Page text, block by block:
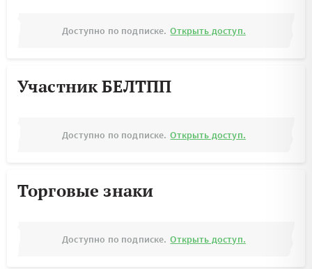
Доступно по подписке. Открыть доступ.
Участник БЕЛТПП
Доступно по подписке. Открыть доступ.
Торговые знаки
Доступно по подписке. Открыть доступ.